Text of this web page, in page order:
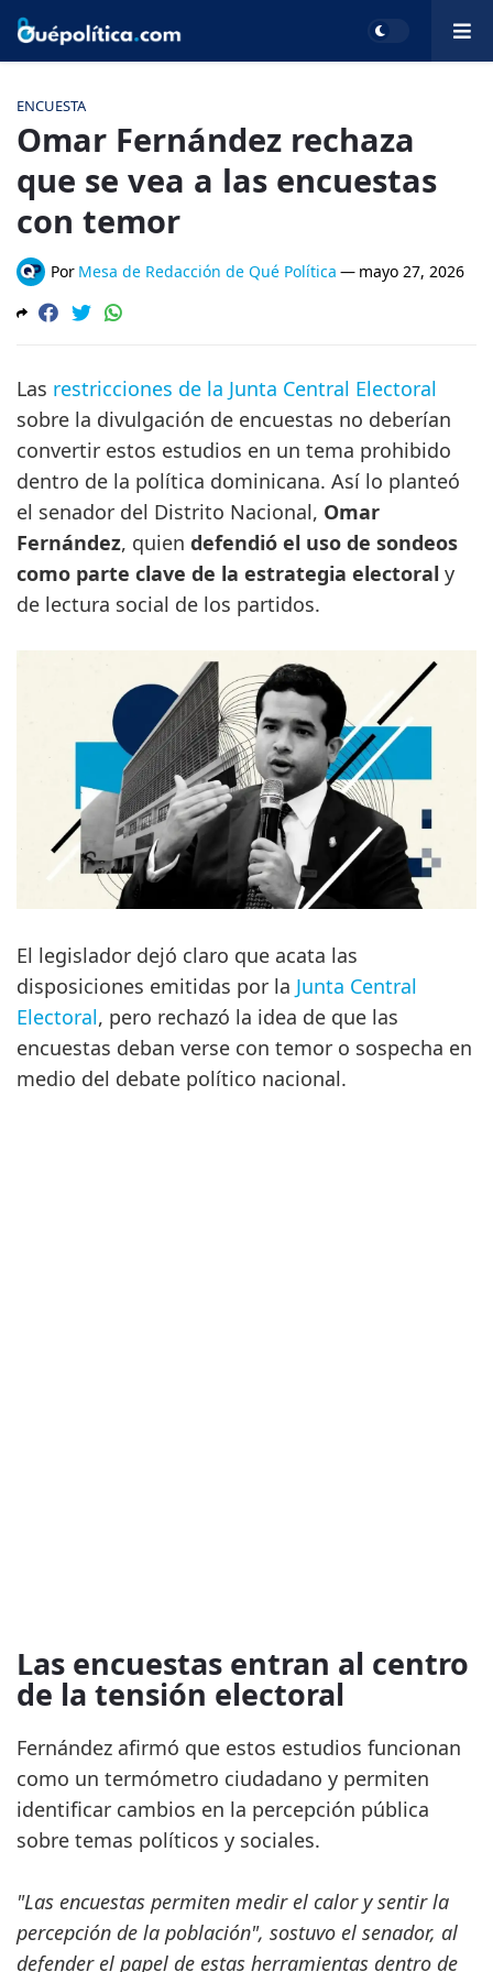
ENCUESTA
Omar Fernández rechaza
que se vea a las encuestas
con temor
Por Mesa de Redacción de Qué Política — mayo 27, 2026
Las restricciones de la Junta Central Electoral
sobre la divulgación de encuestas no deberían
convertir estos estudios en un tema prohibido
dentro de la política dominicana. Así lo planteó
el senador del Distrito Nacional, Omar
Fernández, quien defendió el uso de sondeos
como parte clave de la estrategia electoral y
de lectura social de los partidos.
El legislador dejó claro que acata las
disposiciones emitidas por la Junta Central
Electoral, pero rechazó la idea de que las
encuestas deban verse con temor o sospecha en
medio del debate político nacional.
Las encuestas entran al centro
de la tensión electoral
Fernández afirmó que estos estudios funcionan
como un termómetro ciudadano y permiten
identificar cambios en la percepción pública
sobre temas políticos y sociales.
"Las encuestas permiten medir el calor y sentir la
percepción de la población", sostuvo el senador, al
defender el papel de estas herramientas dentro de